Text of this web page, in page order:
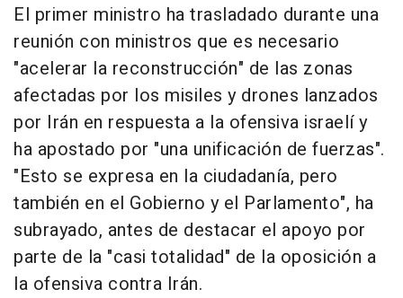
El primer ministro ha trasladado durante una
reunión con ministros que es necesario
"acelerar la reconstrucción" de las zonas
afectadas por los misiles y drones lanzados
por Irán en respuesta a la ofensiva israelí y
ha apostado por "una unificación de fuerzas".
"Esto se expresa en la ciudadanía, pero
también en el Gobierno y el Parlamento", ha
subrayado, antes de destacar el apoyo por
parte de la "casi totalidad" de la oposición a
la ofensiva contra Irán.